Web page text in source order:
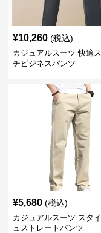
¥10,260 (税込)
カジュアルスーツ 快適
チビジネスパンツ
¥5,680 (税込)
カジュアルスーツ スタ
ュストレートパンツ